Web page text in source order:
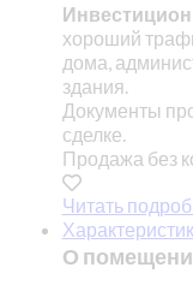
хороший
дома,
здания.
Документы
сделке.
Продажа без
Читать
О